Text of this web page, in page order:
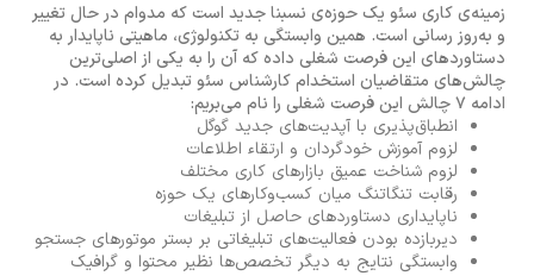
زمینه‌ی کاری سئو یک حوزه‌ی نسبنا جدید است که مدوام در حال تغییر
و به‌روز رسانی است. همین وابستگی به تکنولوژی، ماهیتی ناپایدار به
دستاوردهای این فرصت شغلی داده که آن را به یکی از اصلی‌ترین
چالش‌های متقاضیان استخدام کارشناس سئو تبدیل کرده است. در
ادامه 7 چالش این فرصت شغلی را نام می‌بریم:
انطباق‌پذیری با آپدیت‌های جدید گوگل
لزوم آموزش خودگردان و ارتقاء اطلاعات
لزوم شناخت عمیق بازارهای کاری مختلف
رقابت تنگاتنگ میان کسب‌وکارهای یک حوزه
ناپایداری دستاوردهای حاصل از تبلیغات
دیربازده بودن فعالیت‌های تبلیغاتی بر بستر موتورهای جستجو
وابستگی نتایج به دیگر تخصص‌ها نظیر محتوا و گرافیک